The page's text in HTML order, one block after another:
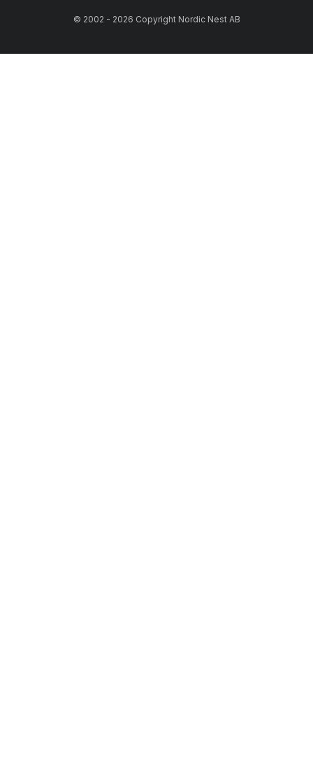
© 2002 - 2026 Copyright Nordic Nest AB